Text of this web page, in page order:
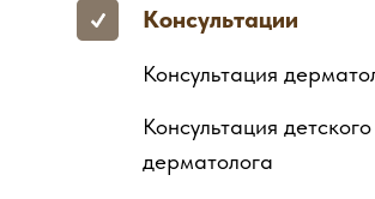
Консультация детского
дерматолога
Консультация
Консультации